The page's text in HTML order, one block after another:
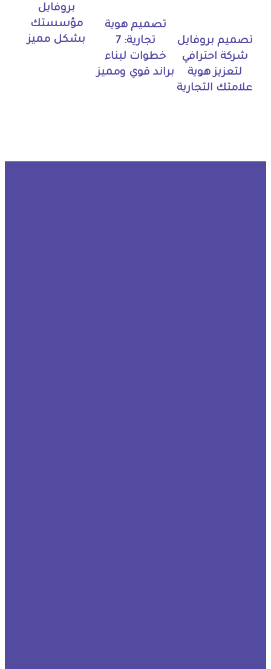
تصميم بروفايل
شركة احترافي
لتعزيز هوية
علامتك التجارية
تصميم هوية
تجارية: 7
خطوات لبناء
براند قوي ومميز
بروفايل
مؤسستك
بشكل مميز